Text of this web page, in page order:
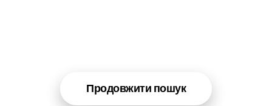
Продовжити пошук